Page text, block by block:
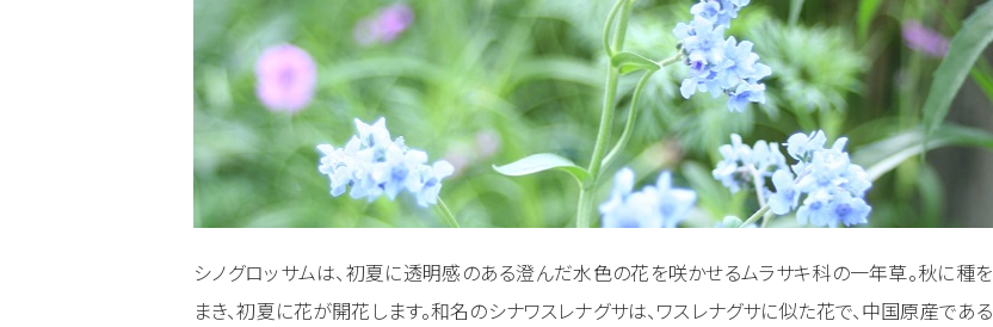
シノグロッサムは、初夏に透明感のある澄んだ水色の花を咲かせるムラサキ科の一年草。秋に種を
まき、初夏に花が開花します。和名のシナワスレナグサは、ワスレナグサに似た花で、中国原産である